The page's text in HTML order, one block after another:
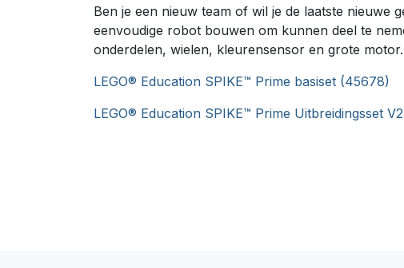
Ben je een nieuw team of wil je de laatste nieuwe
eenvoudige robot bouwen om kunnen deel te
onderdelen, wielen, kleurensensor en grote
LEGO® Education SPIKE™ Prime basiset (45678)
LEGO® Education SPIKE™ Prime Uitbreidingsset